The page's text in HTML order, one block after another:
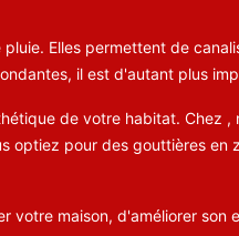
Elles permettent de
il est d'autant plus
de votre habitat. Chez
pour des gouttières en
votre maison, d'améliorer